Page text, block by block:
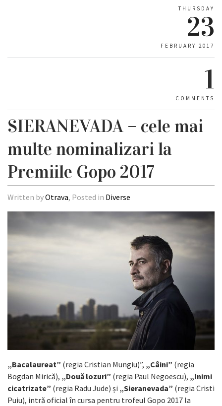
THURSDAY
23
FEBRUARY 2017
1
COMMENTS
SIERANEVADA – cele mai
multe nominalizari la
Premiile Gopo 2017
Written byOtrava, Posted in Diverse
„Bacalaureat” (regia Cristian Mungiu)”, „Câini” (regia
Bogdan Mirică), „Două lozuri” (regia Paul Negoescu), „Inimi
cicatrizate” (regia Radu Jude) și „Sieranevada” (regia Cristi
Puiu), intră oficial în cursa pentru trofeul Gopo 2017 la